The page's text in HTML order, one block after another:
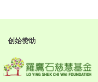
创始赞助